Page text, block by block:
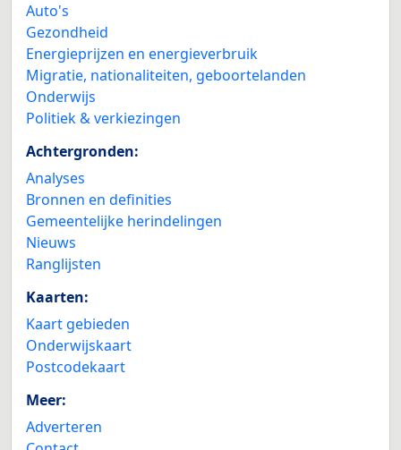
Auto's
Gezondheid
Energieprijzen en energieverbruik
Migratie, nationaliteiten, geboortelanden
Onderwijs
Politiek & verkiezingen
Achtergronden:
Analyses
Bronnen en definities
Gemeentelijke herindelingen
Nieuws
Ranglijsten
Kaarten:
Kaart gebieden
Onderwijskaart
Postcodekaart
Meer:
Adverteren